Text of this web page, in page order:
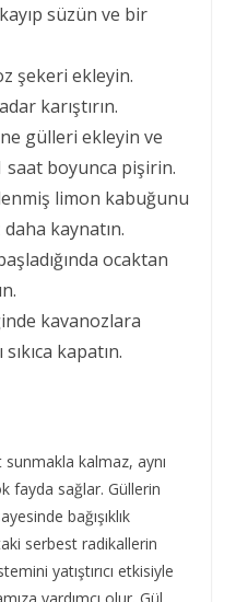
süzün ve bir
şekeri ekleyin.
karıştırın.
gülleri ekleyin ve
saat boyunca pişirin.
limon kabuğunu
kaynatın.
ocaktan
kavanozlara
kapatın.
kalmaz, aynı
fayda sağlar. Güllerin
bağışıklık
serbest radikallerin
yatıştırıcı etkisiyle